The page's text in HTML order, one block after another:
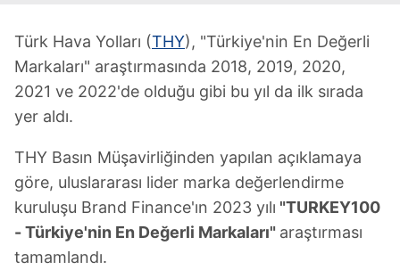
Türk Hava Yolları (THY), "Türkiye'nin En Değerli
Markaları" araştırmasında 2018, 2019, 2020,
2021 ve 2022'de olduğu gibi bu yıl da ilk sırada
yer aldı.
THY Basın Müşavirliğinden yapılan açıklamaya
göre, uluslararası lider marka değerlendirme
kuruluşu Brand Finance'ın 2023 yılı "TURKEY100
- Türkiye'nin En Değerli Markaları" araştırması
tamamlandı.